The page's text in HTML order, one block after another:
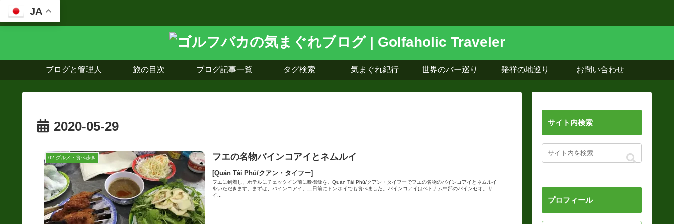
JA
ブログと管理人 旅の目次 ブログ記事一覧 タグ検索 気まぐれ紀行 世界のバー巡り 発祥の地巡り お問い合わせ
2020-05-29
02.グルメ・食べ歩き フエの名物バインコアイとネムルイ
[Quán Tài Phú/クアン・タイフー]
フエに到着し、ホテルにチェックイン前に晩御飯を。Quán Tài Phú/クアン・タイフーでフエの名物のバインコアイとネムルイ
をいただきます。まずは、バインコアイ。二日前にドンホイでも食べました。バインコアイはベトナム中部のバインセオ。サ
イ...
サイト内検索
プロフィール